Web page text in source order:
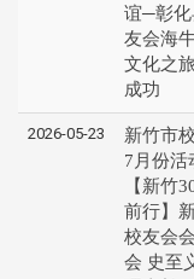
谊─彰化
友会海
文化之
成功
2026-05-23
新竹市
7月份活
【新竹
前行】
校友会
会 史至